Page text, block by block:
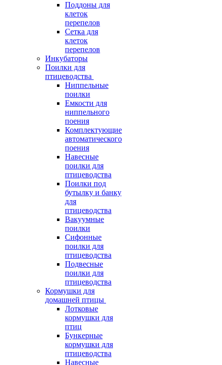
Поддоны для
клеток
перепелов
Сетка для
клеток
перепелов
Инкубаторы
Поилки для
птицеводства
Ниппельные
поилки
Емкости для
ниппельного
поения
Комплектующие
автоматического
поения
Навесные
поилки для
птицеводства
Поилки под
бутылку и банку
для
птицеводства
Вакуумные
поилки
Сифонные
поилки для
птицеводства
Подвесные
поилки для
птицеводства
Кормушки для
домашней птицы
Лотковые
кормушки для
птиц
Бункерные
кормушки для
птицеводства
Навесные